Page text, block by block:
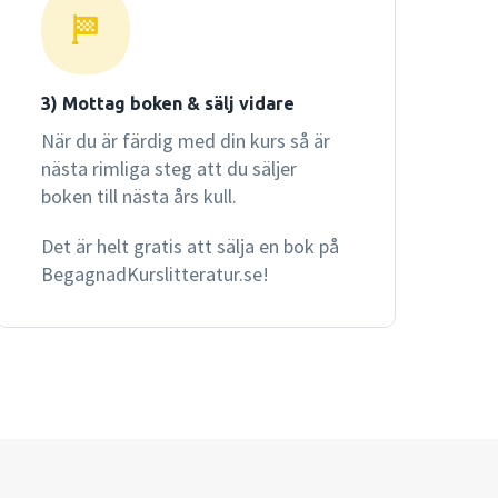
3) Mottag boken & sälj vidare
När du är färdig med din kurs så är
nästa rimliga steg att du säljer
boken till nästa års kull.
Det är helt gratis att sälja en bok på
BegagnadKurslitteratur.se!